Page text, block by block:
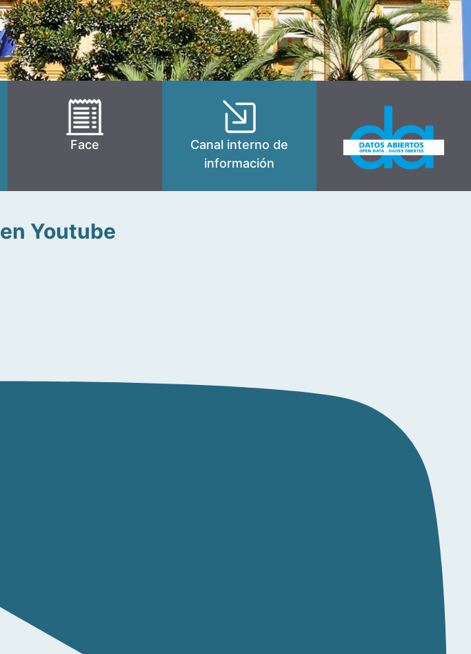
Face
Canal interno de
información
Youtube